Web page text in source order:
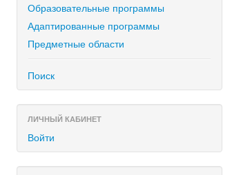
Образовательные программы
Адаптированные программы
Предметные области
Поиск
ЛИЧНЫЙ КАБИНЕТ
Войти